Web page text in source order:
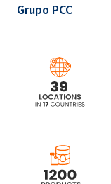
Grupo PCC